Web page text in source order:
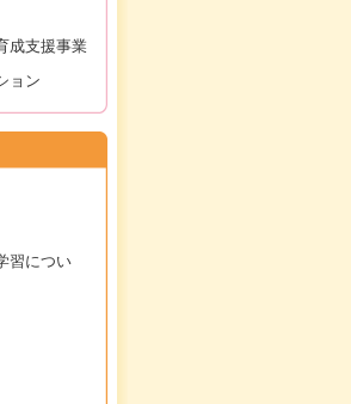
成支援事業
ョン
習につい